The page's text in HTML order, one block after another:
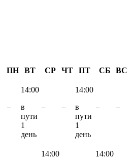
ПН ВТ СР ЧТ ПТ СБ ВС
−
14:00
в
пути
1
день
− −
14:00
в
пути
1
день
− −
14:00
14:00